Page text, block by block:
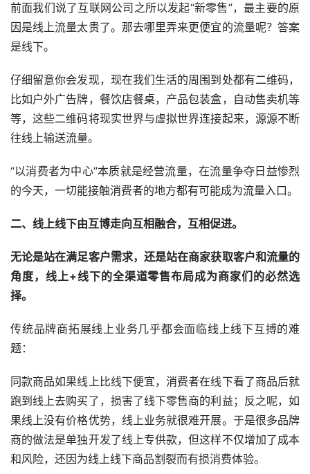
前面我们说了互联网公司之所以发起“新零售”，最主要的原
因是线上流量太贵了。那去哪里弄来更便宜的流量呢？答案
是线下。
仔细留意你会发现，现在我们生活的周围到处都有二维码，
比如户外广告牌，餐饮店餐桌，产品包装盒，自动售卖机等
等，这些二维码将现实世界与虚拟世界连接起来，源源不断
往线上输送流量。
“以消费者为中心”本质就是经营流量，在流量争夺日益惨烈
的今天，一切能接触消费者的地方都有可能成为流量入口。
二、线上线下由互博走向互相融合，互相促进。
无论是站在满足客户需求，还是站在商家获取客户和流量的
角度，线上+线下的全渠道零售布局成为商家们的必然选
择。
传统品牌商拓展线上业务几乎都会面临线上线下互搏的难
题：
同款商品如果线上比线下便宜，消费者在线下看了商品后就
跑到线上去购买了，损害了线下零售商的利益；反之呢，如
果线上没有价格优势，线上业务就很难开展。于是很多品牌
商的做法是单独开发了线上专供款，但这样不仅增加了成本
和风险，还因为线上线下商品割裂而有损消费体验。